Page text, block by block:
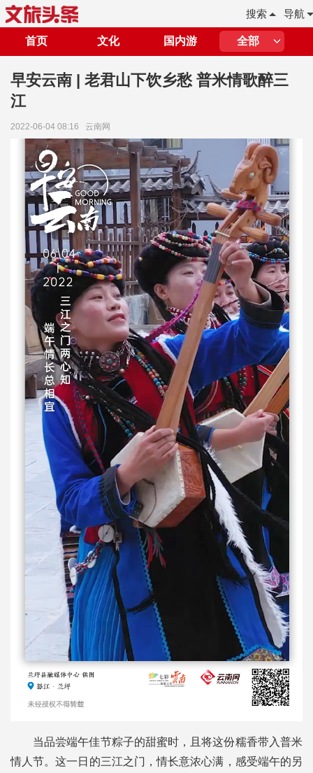
导航
搜索
首页 文化 国内游 全部
早安云南 | 老君山下饮乡愁 普米情歌醉三
江
2022-06-04 08:16 云南网
当品尝端午佳节粽子的甜蜜时，且将这份糯香带入普米
情人节。这一日的三江之门，情长意浓心满，感受端午的另